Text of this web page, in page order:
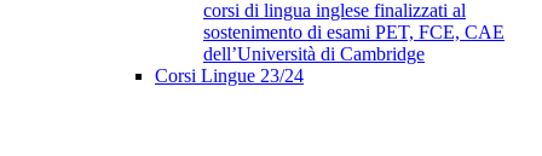
corsi di lingua inglese finalizzati al
sostenimento di esami PET, FCE, CAE
dell’Università di Cambridge
Corsi Lingue 23/24